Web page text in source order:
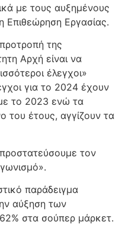
με τους αυξημένους
Επιθεώρηση Εργασίας.
της
Αρχή είναι να
έλεγχοι»
για το 2024 έχουν
το 2023 ενώ τα
του έτους, αγγίζουν τα
τον
παράδειγμα
αύξηση των
στα σούπερ μάρκετ.